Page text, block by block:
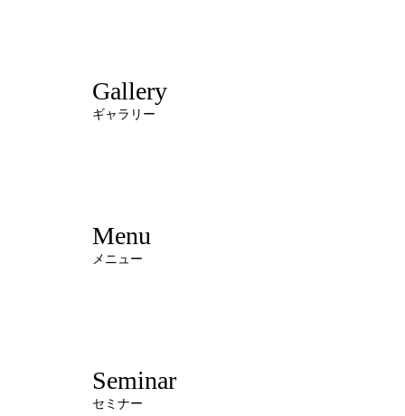
Gallery
ギャラリー
Menu
メニュー
Seminar
セミナー